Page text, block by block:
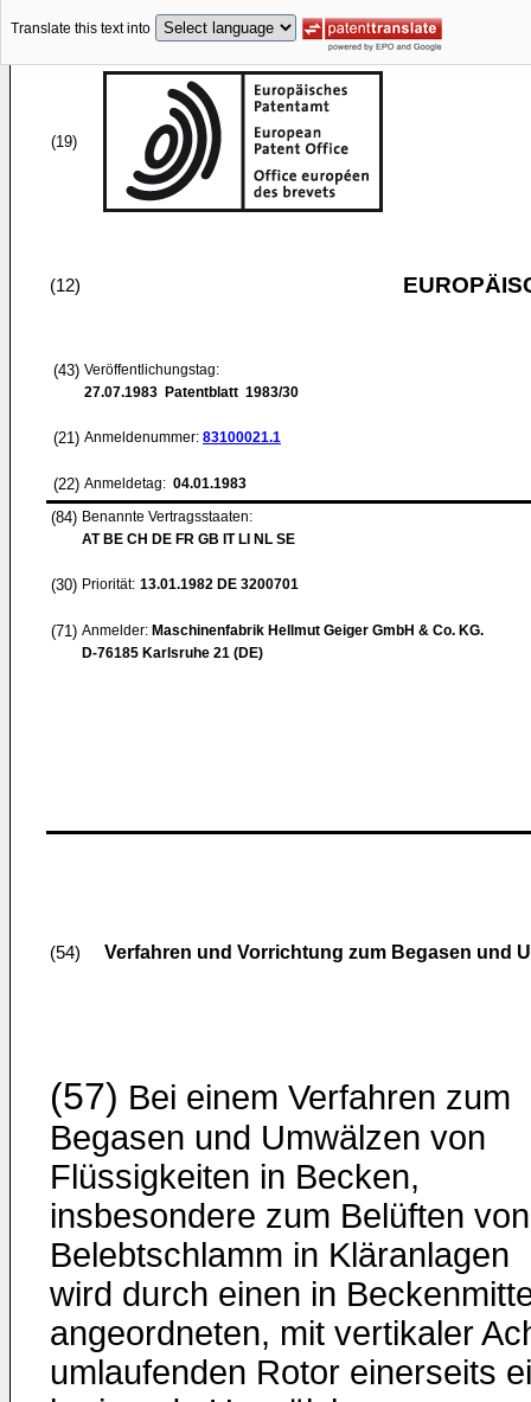
Translate this text into
(19)
(12)
(43) Veröffentlichungstag:
27.07.1983 Patentblatt 1983/30
(21) Anmeldenummer: 83100021.1
(22) Anmeldetag: 04.01.1983
(84) Benannte Vertragsstaaten:
AT BE CH DE FR GB IT LI NL SE
(30) Priorität: 13.01.1982 DE 3200701
(71) Anmelder: Maschinenfabrik Hellmut Geiger GmbH & Co. KG.
D-76185 Karlsruhe 21 (DE)
(54) Verfahren und Vorrichtung zum Begasen und
(57) Bei einem Verfahren zum
Begasen und Umwälzen von
Flüssigkeiten in Becken,
insbesondere zum Belüften von
Belebtschlamm in Kläranlagen
wird durch einen in
angeordneten, mit vertikaler
umlaufenden Rotor einerseits